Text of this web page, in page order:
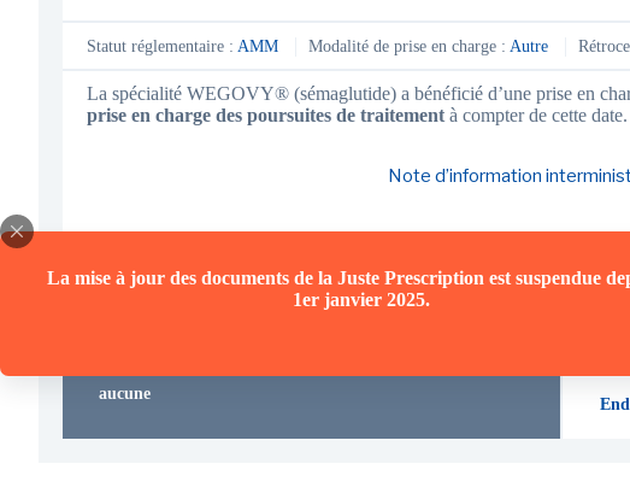
La mise à jour des documents de la Juste Prescription est suspendue
1er janvier 2025.
Statut réglementaire : AMM Modalité de prise en charge : Autre
La spécialité WEGOVY® (sémaglutide) a bénéficié d’une prise en
prise en charge des poursuites de traitement à compter de cette date.
Note d’information
aucune